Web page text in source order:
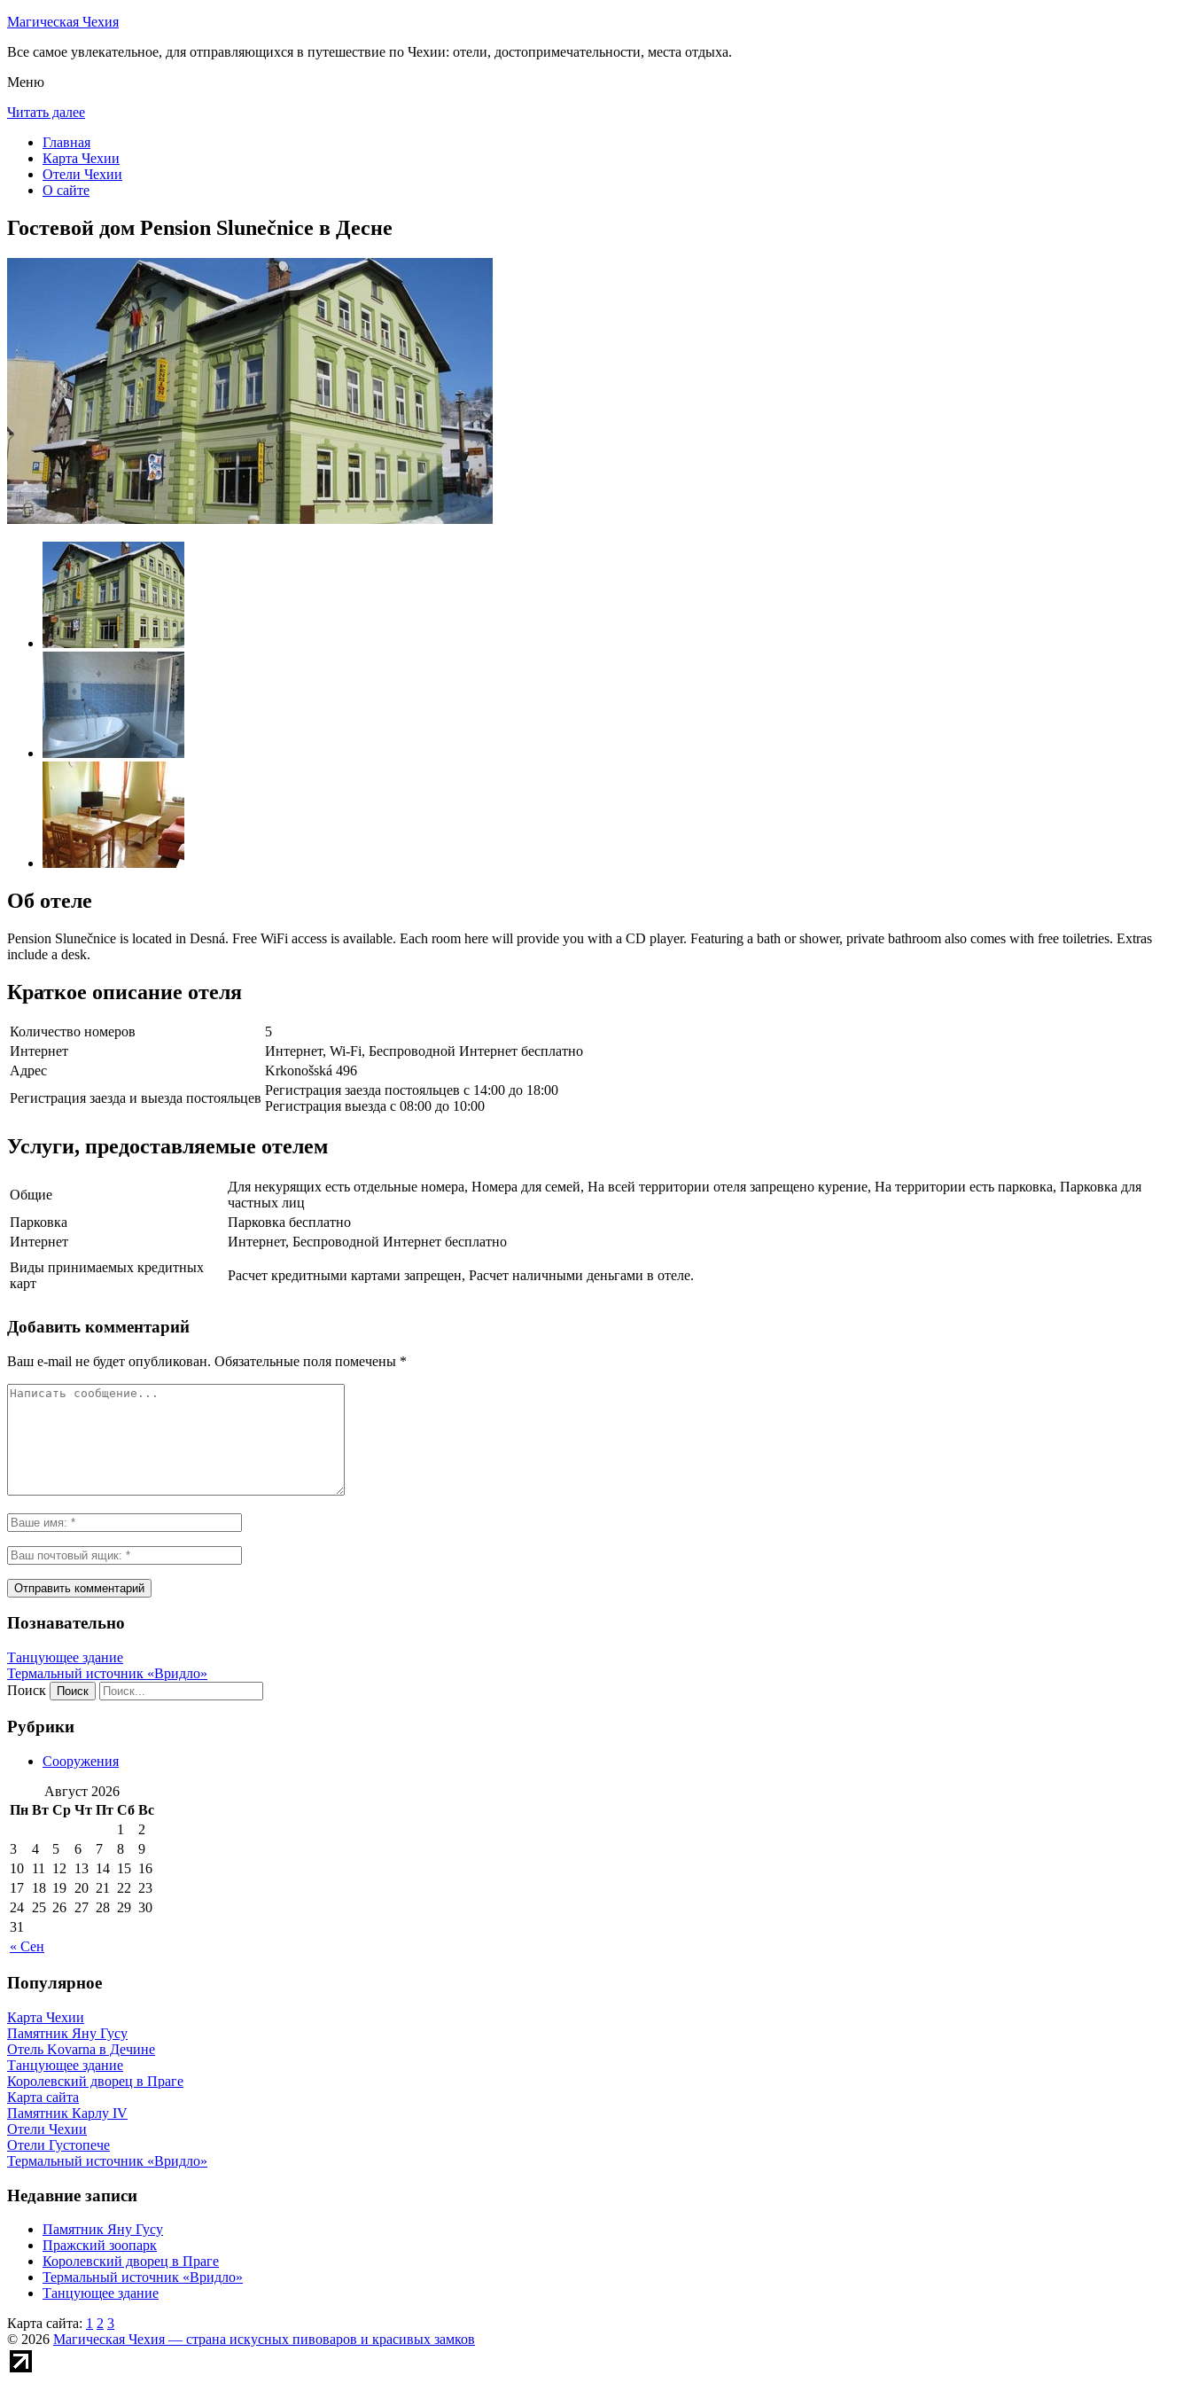
Магическая Чехия
Все самое увлекательное, для отправляющихся в путешествие по Чехии: отели, достопримечательности, места отдыха.
Меню
Читать далее
Главная
Карта Чехии
Отели Чехии
О сайте
Гостевой дом Pension Slunečnice в Десне
Об отеле
Pension Slunečnice is located in Desná. Free WiFi access is available. Each room here will provide you with a CD player. Featuring a bath or shower, private bathroom also comes with free toiletries. Extras
include a desk.
Краткое описание отеля
Количество номеров
5
Интернет
Интернет, Wi-Fi, Беспроводной Интернет бесплатно
Адрес
Krkonošská 496
Регистрация заезда и выезда постояльцев
Регистрация заезда постояльцев с 14:00 до 18:00
Регистрация выезда с 08:00 до 10:00
Услуги, предоставляемые отелем
Общие
Для некурящих есть отдельные номера, Номера для семей, На всей территории отеля запрещено курение, На территории есть парковка, Парковка для
частных лиц
Парковка
Парковка бесплатно
Интернет
Интернет, Беспроводной Интернет бесплатно
Виды принимаемых кредитных
карт
Расчет кредитными картами запрещен, Расчет наличными деньгами в отеле.
Добавить комментарий
Ваш e-mail не будет опубликован. Обязательные поля помечены *
Познавательно
Танцующее здание
Термальный источник «Вридло»
Поиск
Рубрики
Сооружения
Август 2026
Пн Вт Ср Чт Пт Сб Вс
« Сен
1
2
3
4 5 6 7 8
9
10 11 12 13 14 15 16
17 18 19 20 21 22 23
24 25 26 27 28 29 30
31
Популярное
Карта Чехии
Памятник Яну Гусу
Отель Kovarna в Дечине
Танцующее здание
Королевский дворец в Праге
Карта сайта
Памятник Карлу IV
Отели Чехии
Отели Густопече
Термальный источник «Вридло»
Недавние записи
Памятник Яну Гусу
Пражский зоопарк
Королевский дворец в Праге
Термальный источник «Вридло»
Танцующее здание
Карта сайта: 1 2 3
© 2026 Магическая Чехия — страна искусных пивоваров и красивых замков